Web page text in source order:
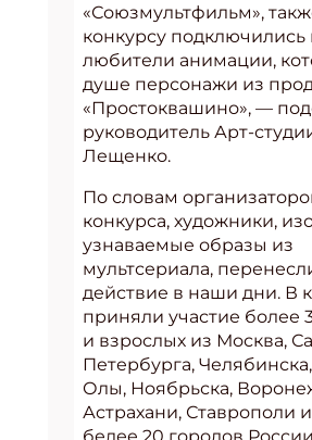
«Союзмультфильм»,
конкурсу
любители анимации,
душе персонажи из
«Простоквашино», —
руководитель Арт-
Лещенко.
По словам
конкурса, художники,
узнаваемые образы из
мультсериала,
действие в наши дни. В
приняли участие более
и взрослых из Москва,
Петербурга,
Олы, Ноябрьска,
Астрахани, Ставрополи
белее 20 городов России.